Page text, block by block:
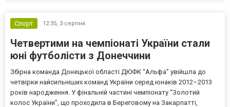
Спорт 12:35, 3 серпня
Четвертими на чемпіонаті України стали
юні футболісти з Донеччини
Збірна команда Донецької області ДЮФК “Альфа” увійшла до
четвірки найсильніших команд України серед юнаків 2012–2013
років народження. У фінальній частині чемпіонату “Золотий
колос України”, що проходила в Береговому на Закарпатті,